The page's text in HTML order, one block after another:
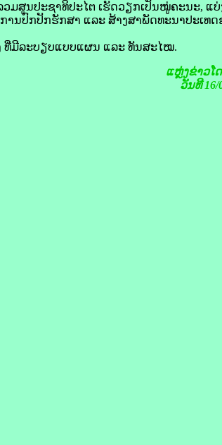
ສູນປະຊາທິປະໄຕ ເຮັດວຽກເປັນໝູ່ຄະນະ, ແບ່
ນປົກປັກຮັກສາ ແລະ ສ້າງສາພັດທະນາປະເທດ
ທີ່ມີລະບຽບແບບແຜນ ແລະ ທັນສະໄໝ.
ແຫຼ່ງຂ່າວໂ
ວັນທີ 16/